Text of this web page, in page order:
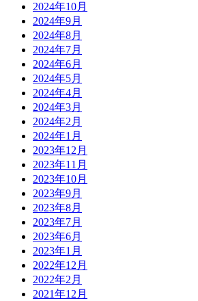
2024年10月
2024年9月
2024年8月
2024年7月
2024年6月
2024年5月
2024年4月
2024年3月
2024年2月
2024年1月
2023年12月
2023年11月
2023年10月
2023年9月
2023年8月
2023年7月
2023年6月
2023年1月
2022年12月
2022年2月
2021年12月